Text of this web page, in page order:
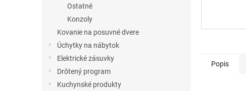
Ostatné
Konzoly
Kovanie na posuvné dvere
Úchytky na nábytok
Elektrické zásuvky
Drôtený program
Kuchynské produkty
Popis